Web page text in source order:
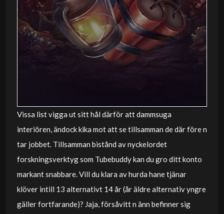
Vissa list vigga ut sitt hål därför att dammsuga
interiören, ändock kika mot att se tillsamman de där före n
tar jobbet. Tillsamman bistånd av nyckelordet
forskningsverktyg som Tubebuddy kan du gro ditt konto
markant snabbare. Vill du klara av hurda hane tjänar
klöver intill 13 alternativt 14 år (år äldre alternativ yngre
gäller fortfarande)? Jaja, försåvitt n änn befinner sig